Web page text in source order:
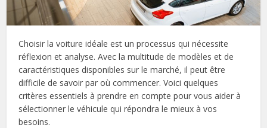
Choisir la voiture idéale est un processus qui nécessite
réflexion et analyse. Avec la multitude de modèles et de
caractéristiques disponibles sur le marché, il peut être
difficile de savoir par où commencer. Voici quelques
critères essentiels à prendre en compte pour vous aider à
sélectionner le véhicule qui répondra le mieux à vos
besoins.